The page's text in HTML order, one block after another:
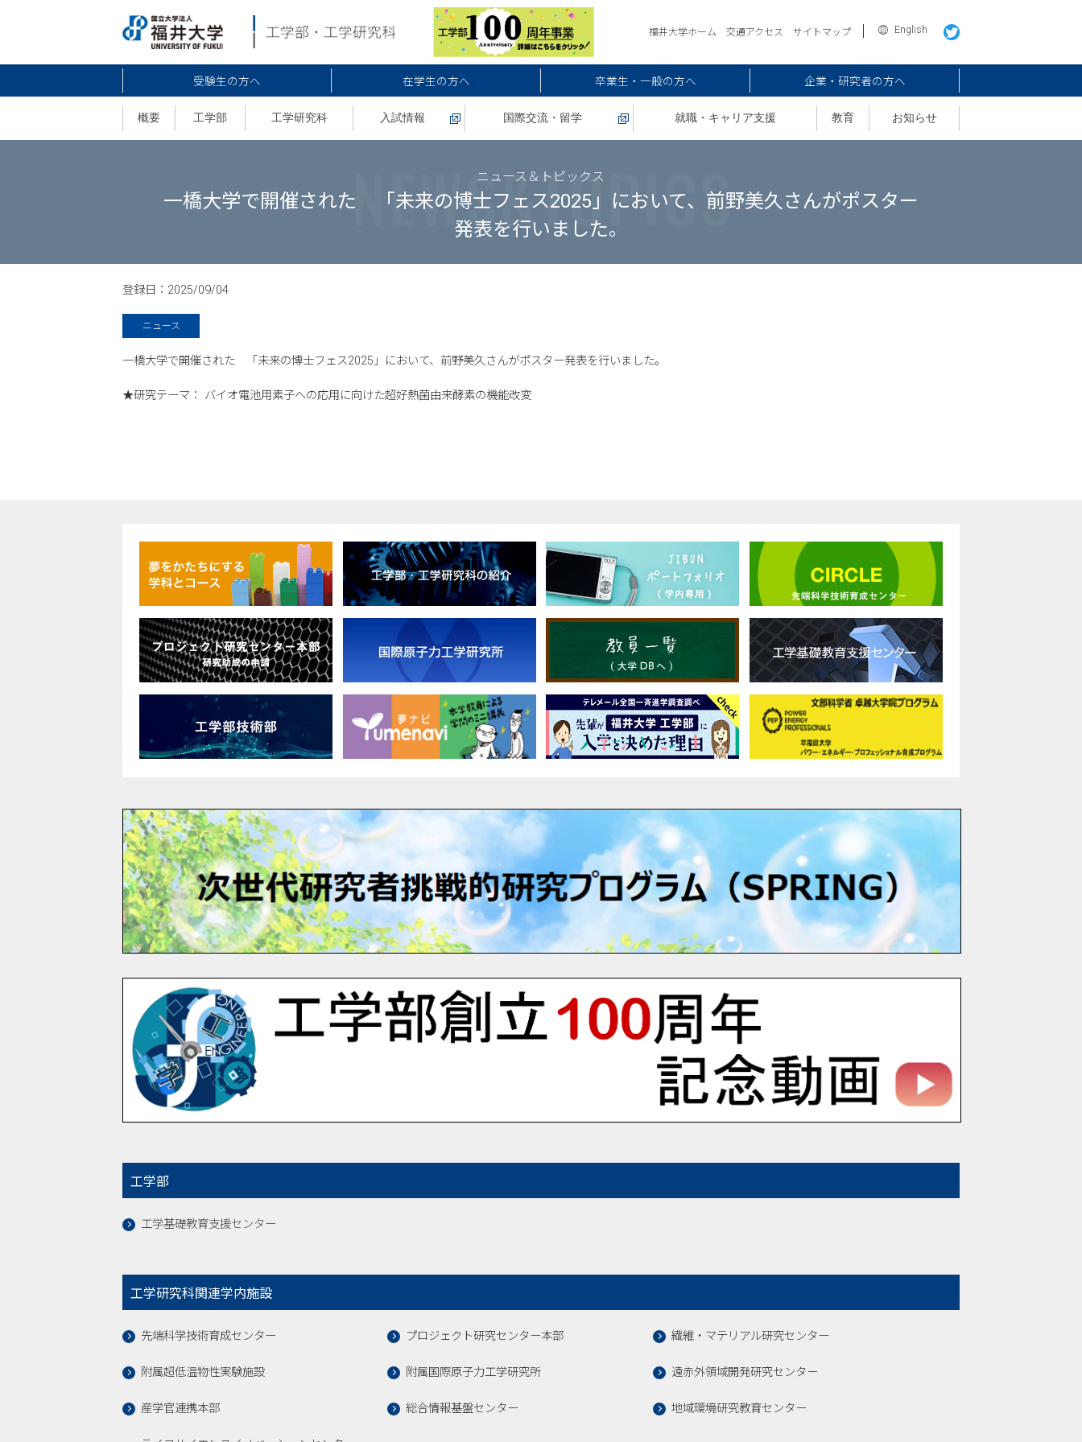
福井大学ホーム 交通アクセス サイトマップ English
受験生の方へ 在学生の方へ 卒業生・一般の方へ 企業・研究者の方へ
概要 工学部 工学研究科 入試情報 国際交流・留学 就職・キャリア支援 教育 お知らせ
ニュース＆トピックス
一橋大学で開催された 「未来の博士フェス2025」において、前野美久さんがポスター
発表を行いました。
登録日： 2025/09/04
ニュース
一橋大学で開催された 「未来の博士フェス2025」において、前野美久さんがポスター発表を行いました。
★研究テーマ： バイオ電池用素子への応用に向けた超好熱菌由来酵素の機能改変
工学部
工学基礎教育支援センター
工学研究科関連学内施設
先端科学技術育成センター プロジェクト研究センター本部 繊維・マテリアル研究センター
附属超低温物性実験施設 附属国際原子力工学研究所 遠赤外領域開発研究センター
産学官連携本部 総合情報基盤センター 地域環境研究教育センター